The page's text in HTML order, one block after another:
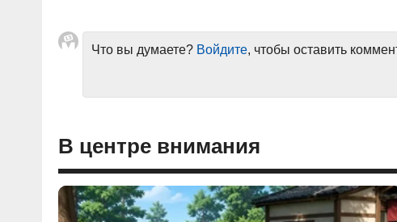
Что вы думаете? Войдите, чтобы оставить
В центре внимания